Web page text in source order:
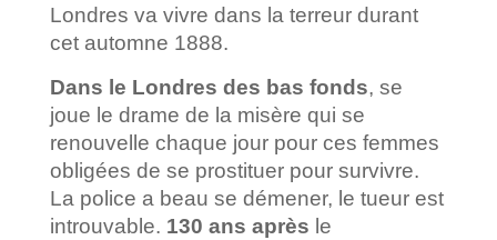
Londres va vivre dans la terreur durant
cet automne 1888.
Dans le Londres des bas fonds, se
joue le drame de la misère qui se
renouvelle chaque jour pour ces femmes
obligées de se prostituer pour survivre.
La police a beau se démener, le tueur est
introuvable. 130 ans après le